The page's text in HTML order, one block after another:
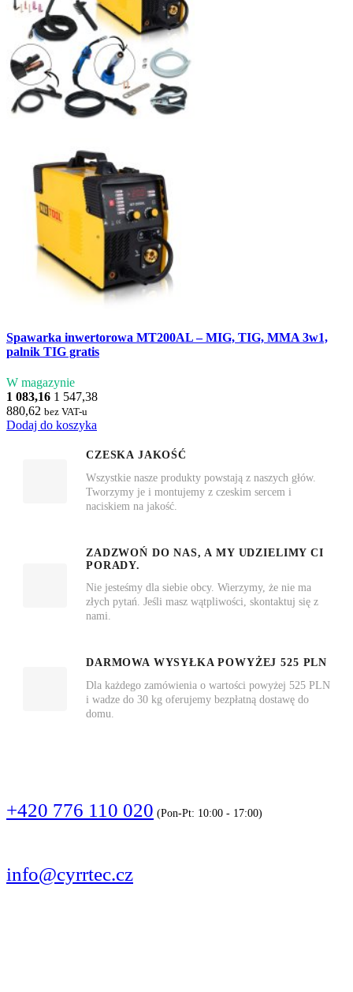
Spawarka inwertorowa MT200AL – MIG, TIG, MMA 3w1,
palnik TIG gratis
W magazynie
1 083,16 1 547,38
880,62 bez VAT-u
Dodaj do koszyka
CZESKA JAKOŚĆ
Wszystkie nasze produkty powstają z naszych głów.
Tworzymy je i montujemy z czeskim sercem i
naciskiem na jakość.
ZADZWOŃ DO NAS, A MY UDZIELIMY CI
PORADY.
Nie jesteśmy dla siebie obcy. Wierzymy, że nie ma
złych pytań. Jeśli masz wątpliwości, skontaktuj się z
nami.
DARMOWA WYSYŁKA POWYŻEJ 525 PLN
Dla każdego zamówienia o wartości powyżej 525 PLN
i wadze do 30 kg oferujemy bezpłatną dostawę do
domu.
+420 776 110 020 (Pon-Pt: 10:00 - 17:00)
info@cyrrtec.cz